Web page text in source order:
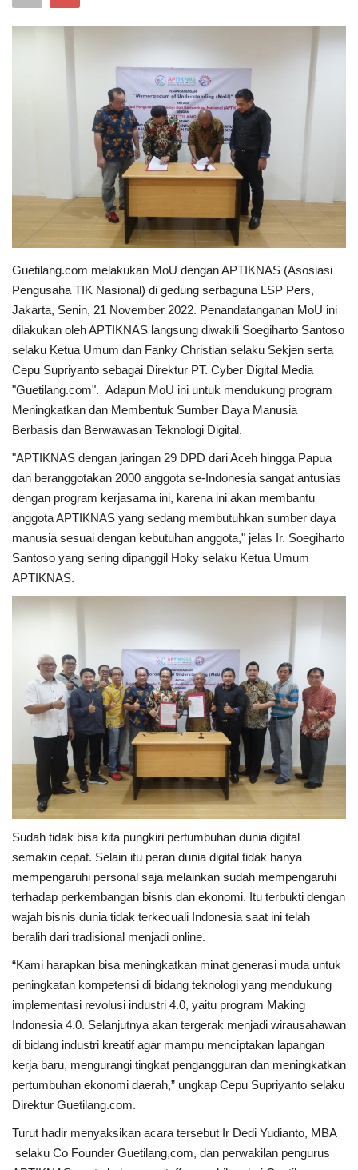
Keamanan
Kejahatan
UMKM & Ekonomi Kreatif
Pekerja Migran Indonesia
Ekonomi
Pendidikan
Informasi Journalism
Olahraga
Kesehatan
Layanan Publik
Perempuan/Anak
Guetilang.com melakukan MoU dengan APTIKNAS (Asosiasi
Pengusaha TIK Nasional) di gedung serbaguna LSP Pers,
Jakarta, Senin, 21 November 2022. Penandatanganan MoU ini
dilakukan oleh APTIKNAS langsung diwakili Soegiharto Santoso
selaku Ketua Umum dan Fanky Christian selaku Sekjen serta
Cepu Supriyanto sebagai Direktur PT. Cyber Digital Media
"Guetilang.com". Adapun MoU ini untuk mendukung program
Meningkatkan dan Membentuk Sumber Daya Manusia
Berbasis dan Berwawasan Teknologi Digital.
"APTIKNAS dengan jaringan 29 DPD dari Aceh hingga Papua
dan beranggotakan 2000 anggota se-Indonesia sangat antusias
dengan program kerjasama ini, karena ini akan membantu
anggota APTIKNAS yang sedang membutuhkan sumber daya
manusia sesuai dengan kebutuhan anggota," jelas Ir. Soegiharto
Santoso yang sering dipanggil Hoky selaku Ketua Umum
APTIKNAS.
Sudah tidak bisa kita pungkiri pertumbuhan dunia digital
semakin cepat. Selain itu peran dunia digital tidak hanya
mempengaruhi personal saja melainkan sudah mempengaruhi
terhadap perkembangan bisnis dan ekonomi. Itu terbukti dengan
wajah bisnis dunia tidak terkecuali Indonesia saat ini telah
beralih dari tradisional menjadi online.
“Kami harapkan bisa meningkatkan minat generasi muda untuk
peningkatan kompetensi di bidang teknologi yang mendukung
implementasi revolusi industri 4.0, yaitu program Making
Indonesia 4.0. Selanjutnya akan tergerak menjadi wirausahawan
di bidang industri kreatif agar mampu menciptakan lapangan
kerja baru, mengurangi tingkat pengangguran dan meningkatkan
pertumbuhan ekonomi daerah,” ungkap Cepu Supriyanto selaku
Direktur Guetilang.com.
Turut hadir menyaksikan acara tersebut Ir Dedi Yudianto, MBA
selaku Co Founder Guetilang,com, dan perwakilan pengurus